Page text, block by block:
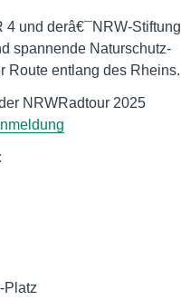
4 und derâ€¯NRW-Stiftung
spannende Naturschutz-
Route entlang des Rheins.
NRWRadtour 2025
Platz